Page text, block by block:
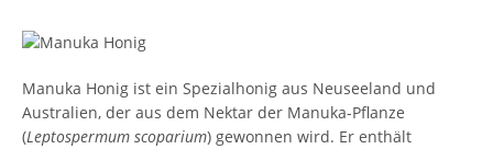
Manuka Honig ist ein Spezialhonig aus Neuseeland und
Australien, der aus dem Nektar der Manuka-Pflanze
(Leptospermum scoparium) gewonnen wird. Er enthält